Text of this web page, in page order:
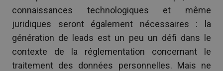
connaissances technologiques et même
juridiques seront également nécessaires : la
génération de leads est un peu un défi dans le
contexte de la réglementation concernant le
traitement des données personnelles. Mais ne